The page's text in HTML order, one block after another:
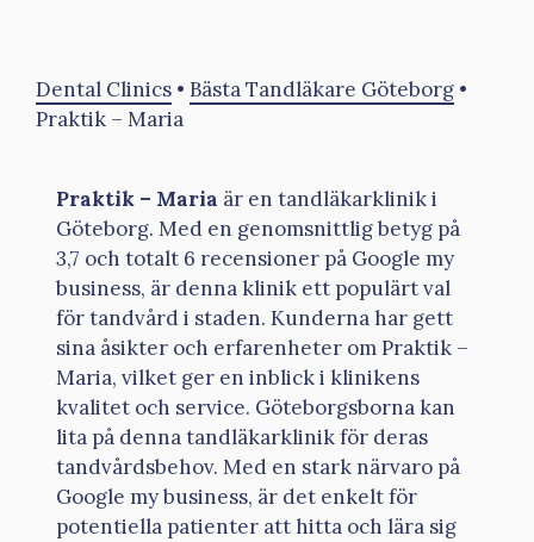
Dental Clinics • Bästa Tandläkare Göteborg •
Praktik – Maria
Praktik – Maria är en tandläkarklinik i
Göteborg. Med en genomsnittlig betyg på
3,7 och totalt 6 recensioner på Google my
business, är denna klinik ett populärt val
för tandvård i staden. Kunderna har gett
sina åsikter och erfarenheter om Praktik –
Maria, vilket ger en inblick i klinikens
kvalitet och service. Göteborgsborna kan
lita på denna tandläkarklinik för deras
tandvårdsbehov. Med en stark närvaro på
Google my business, är det enkelt för
potentiella patienter att hitta och lära sig